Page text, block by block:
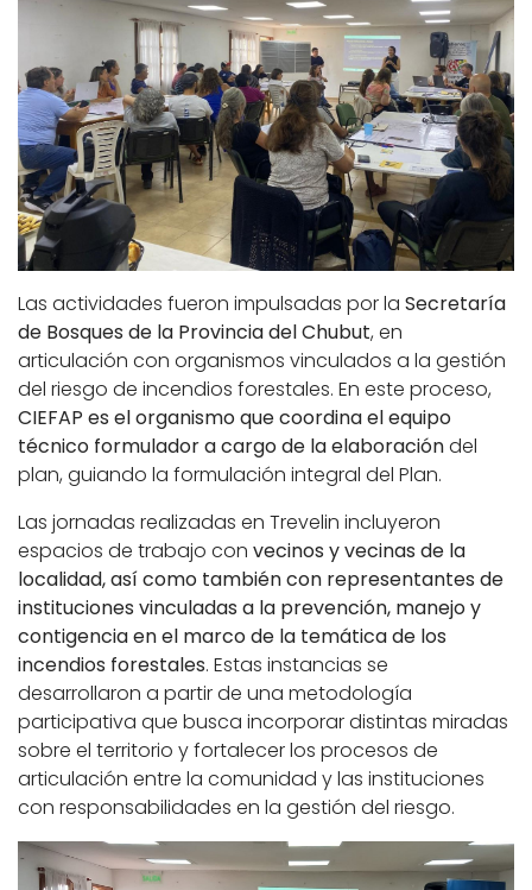
Las actividades fueron impulsadas por la Secretaría
de Bosques de la Provincia del Chubut, en
articulación con organismos vinculados a la gestión
del riesgo de incendios forestales. En este proceso,
CIEFAP es el organismo que coordina el equipo
técnico formulador a cargo de la elaboracióndel
plan, guiando la formulación integral del Plan.
Las jornadas realizadas en Trevelin incluyeron
espacios de trabajo con vecinos y vecinas de la
localidad, así como también con representantes de
instituciones vinculadas a la prevención, manejo y
contigencia en el marco de la temática de los
incendios forestales. Estas instancias se
desarrollaron a partir de una metodología
participativa que busca incorporar distintas miradas
sobre el territorio y fortalecer los procesos de
articulación entre la comunidad y las instituciones
con responsabilidades en la gestión del riesgo.